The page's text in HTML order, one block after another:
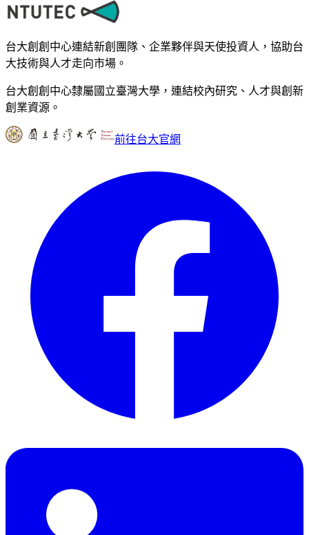
台大創創中心連結新創團隊、企業夥伴與天使投資人，協助台
大技術與人才走向市場。
台大創創中心隸屬國立臺灣大學，連結校內研究、人才與創新
創業資源。
前往台大官網